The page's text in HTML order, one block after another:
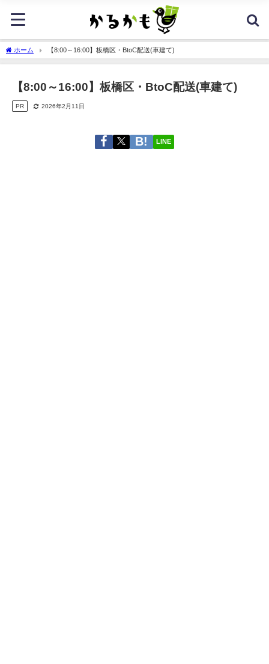
ホーム 【8:00～16:00】板橋区・BtoC配送(車建て)
【8:00～16:00】板橋区・BtoC配送(車建て)
PR 2026年2月11日
LINE